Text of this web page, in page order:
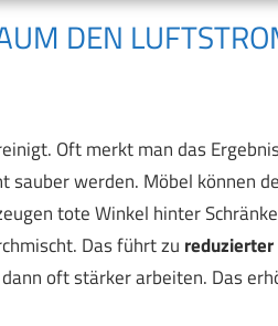
DEN
Oft merkt man das
sauber werden. Möbel können
tote Winkel hinter
Das führt zu
oft stärker arbeiten. Das